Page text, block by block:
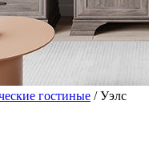
гостиные / Уэлс